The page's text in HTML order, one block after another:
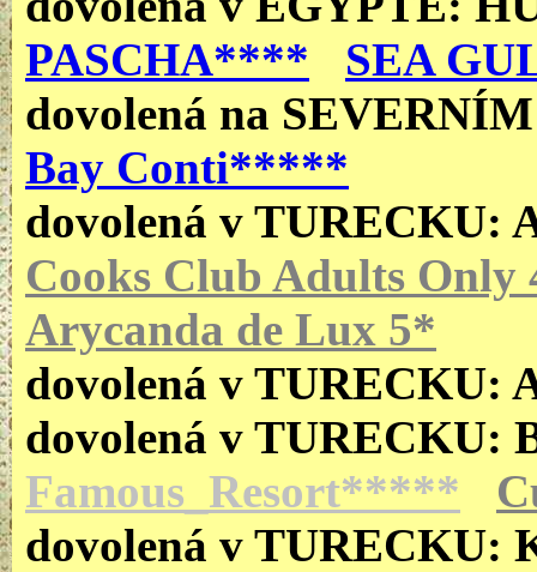
PASCHA****
SEA
dovolená na
Bay Conti*****
dovolená v TURECKU:
Cooks Club Adults Only
Arycanda de Lux 5*
dovolená v TURECKU:
dovolená v TURECKU:
Famous_Resort*****
dovolená v TURECKU: